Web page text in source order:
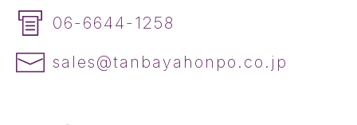
06-6644-1258
sales@tanbayahonpo.co.jp